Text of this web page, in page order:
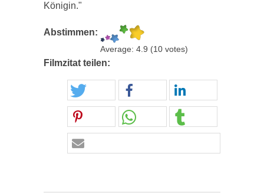
Königin."
Abstimmen:
Average: 4.9 (10 votes)
Filmzitat teilen: